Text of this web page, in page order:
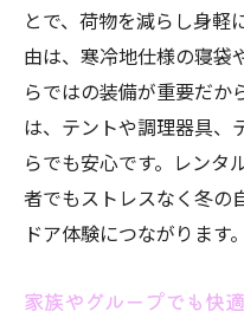
とで、荷物を減らし身軽
由は、寒冷地仕様の寝袋
らではの装備が重要だか
は、テントや調理器具、
らでも安心です。レンタ
者でもストレスなく冬の
ドア体験につながります。
家族やグループでも快